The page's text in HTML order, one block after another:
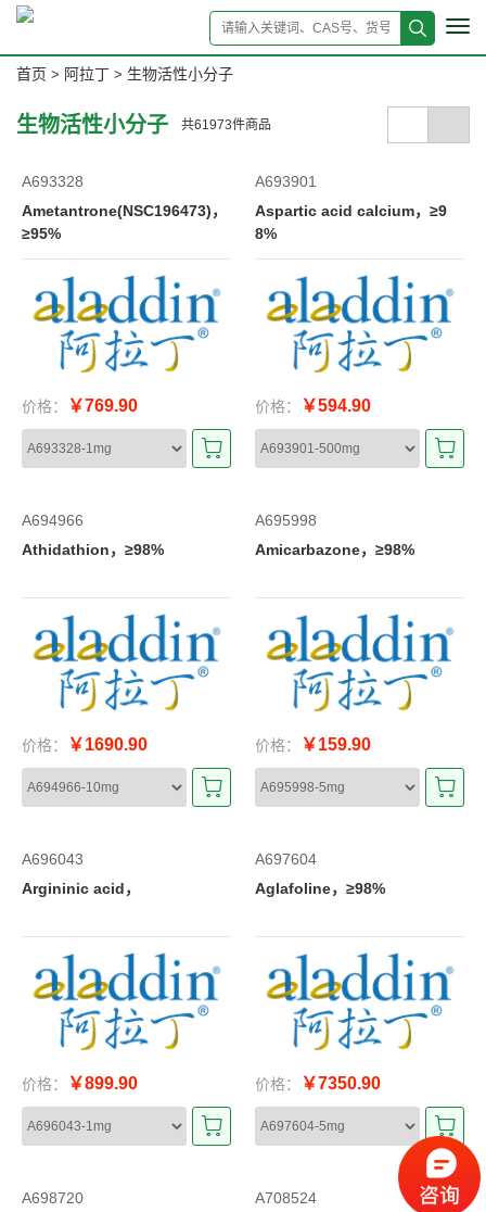
首页 > 阿拉丁 > 生物活性小分子
生物活性小分子 共61973件商品
A693328
Ametantrone(NSC196473)，
≥95%
价格： ￥769.90
A693901
Aspartic acid calcium，≥9
8%
价格： ￥594.90
A694966
Athidathion，≥98%
价格： ￥1690.90
A695998
Amicarbazone，≥98%
价格： ￥159.90
A696043
Argininic acid，
价格： ￥899.90
A697604
Aglafoline，≥98%
价格： ￥7350.90
A698720
A708524